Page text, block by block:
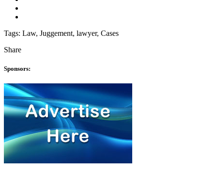
Tags: Law, Juggement, lawyer, Cases
Share
Sponsors: